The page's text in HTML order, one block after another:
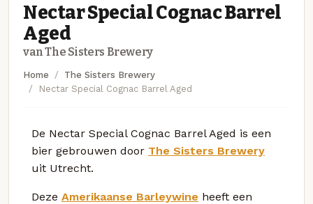
Nectar Special Cognac Barrel
Aged
van The Sisters Brewery
Home
The Sisters Brewery
Nectar Special Cognac Barrel Aged
De Nectar Special Cognac Barrel Aged is een
bier gebrouwen door The Sisters Brewery
uit Utrecht.
Deze Amerikaanse Barleywine heeft een